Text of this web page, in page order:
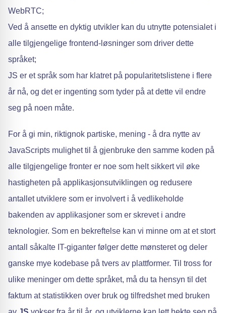
WebRTC;
Ved å ansette en dyktig utvikler kan du utnytte potensialet i
alle tilgjengelige frontend-løsninger som driver dette
språket;
JS er et språk som har klatret på popularitetslistene i flere
år nå, og det er ingenting som tyder på at dette vil endre
seg på noen måte.
For å gi min, riktignok partiske, mening - å dra nytte av
JavaScripts mulighet til å gjenbruke den samme koden på
alle tilgjengelige fronter er noe som helt sikkert vil øke
hastigheten på applikasjonsutviklingen og redusere
antallet utviklere som er involvert i å vedlikeholde
bakenden av applikasjoner som er skrevet i andre
teknologier. Som en bekreftelse kan vi minne om at et stort
antall såkalte IT-giganter følger dette mønsteret og deler
ganske mye kodebase på tvers av plattformer. Til tross for
ulike meninger om dette språket, må du ta hensyn til det
faktum at statistikken over bruk og tilfredshet med bruken